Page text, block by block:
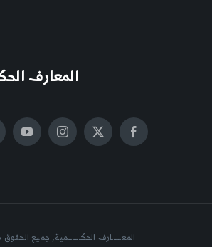
المعارف
المعــــــارف الحكــــــــمية, جميع الحقوق